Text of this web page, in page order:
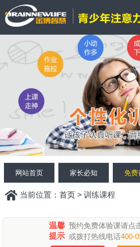
网站首页 家长必知 免费
当前位置： 首页 > 训练课程
温馨
提示
预约免费体验课请点
或拨打热线电话400-